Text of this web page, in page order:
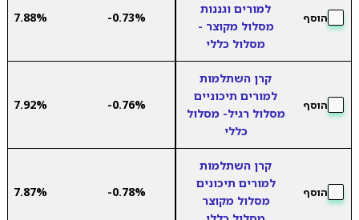
הוסף
למורים וגננות
מסלול מקוצר -
מסלול כללי
-0.73%
7.88%
הוסף
קרן השתלמות
למורים תיכוניים
מסלול רגיל- מסלול
כללי
-0.76%
7.92%
הוסף
קרן השתלמות
למורים תיכונים
מסלול מקוצר
-0.78%
7.87%